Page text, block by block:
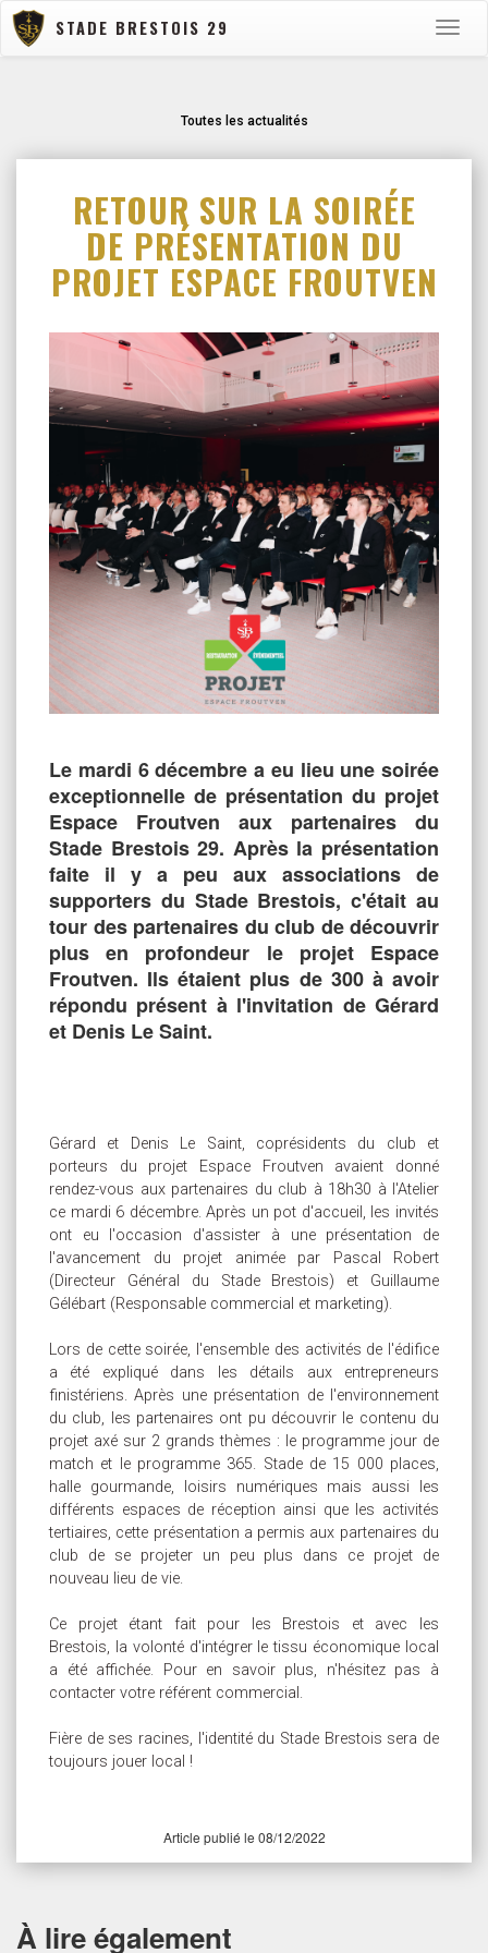
Toggle
STADE BRESTOIS 29
Toutes les actualités
RETOUR SUR LA SOIRÉE
DE PRÉSENTATION DU
PROJET ESPACE FROUTVEN
Le mardi 6 décembre a eu lieu une soirée
exceptionnelle de présentation du projet
Espace Froutven aux partenaires du
Stade Brestois 29. Après la présentation
faite il y a peu aux associations de
supporters du Stade Brestois, c'était au
tour des partenaires du club de découvrir
plus en profondeur le projet Espace
Froutven. Ils étaient plus de 300 à avoir
répondu présent à l'invitation de Gérard
et Denis Le Saint.
Gérard et Denis Le Saint, coprésidents du club et
porteurs du projet Espace Froutven avaient donné
rendez-vous aux partenaires du club à 18h30 à l'Atelier
ce mardi 6 décembre. Après un pot d'accueil, les invités
ont eu l'occasion d'assister à une présentation de
l'avancement du projet animée par Pascal Robert
(Directeur Général du Stade Brestois) et Guillaume
Gélébart (Responsable commercial et marketing).
Lors de cette soirée, l'ensemble des activités de l'édifice
a été expliqué dans les détails aux entrepreneurs
finistériens. Après une présentation de l'environnement
du club, les partenaires ont pu découvrir le contenu du
projet axé sur 2 grands thèmes : le programme jour de
match et le programme 365. Stade de 15 000 places,
halle gourmande, loisirs numériques mais aussi les
différents espaces de réception ainsi que les activités
tertiaires, cette présentation a permis aux partenaires du
club de se projeter un peu plus dans ce projet de
nouveau lieu de vie.
Ce projet étant fait pour les Brestois et avec les
Brestois, la volonté d'intégrer le tissu économique local
a été affichée. Pour en savoir plus, n'hésitez pas à
contacter votre référent commercial.
Fière de ses racines, l'identité du Stade Brestois sera de
toujours jouer local !
Article publié le 08/12/2022
À lire également